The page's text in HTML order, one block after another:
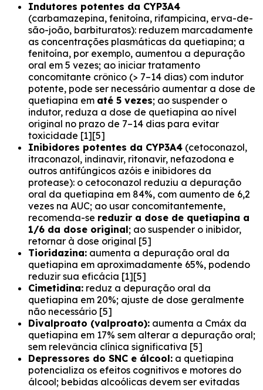
Indutores potentes da CYP3A4
(carbamazepina, fenitoína, rifampicina, erva-de-
são-joão, barbituratos): reduzem marcadamente
as concentrações plasmáticas da quetiapina; a
fenitoína, por exemplo, aumentou a depuração
oral em 5 vezes; ao iniciar tratamento
concomitante crônico (> 7–14 dias) com indutor
potente, pode ser necessário aumentar a dose de
quetiapina em até 5 vezes; ao suspender o
indutor, reduza a dose de quetiapina ao nível
original no prazo de 7–14 dias para evitar
toxicidade [1][5]
Inibidores potentes da CYP3A4 (cetoconazol,
itraconazol, indinavir, ritonavir, nefazodona e
outros antifúngicos azóis e inibidores da
protease): o cetoconazol reduziu a depuração
oral da quetiapina em 84%, com aumento de 6,2
vezes na AUC; ao usar concomitantemente,
recomenda-se reduzir a dose de quetiapina a
1/6 da dose original; ao suspender o inibidor,
retornar à dose original [5]
Tioridazina: aumenta a depuração oral da
quetiapina em aproximadamente 65%, podendo
reduzir sua eficácia [1][5]
Cimetidina: reduz a depuração oral da
quetiapina em 20%; ajuste de dose geralmente
não necessário [5]
Divalproato (valproato): aumenta a Cmáx da
quetiapina em 17% sem alterar a depuração oral;
sem relevância clínica significativa [5]
Depressores do SNC e álcool: a quetiapina
potencializa os efeitos cognitivos e motores do
álcool; bebidas alcoólicas devem ser evitadas